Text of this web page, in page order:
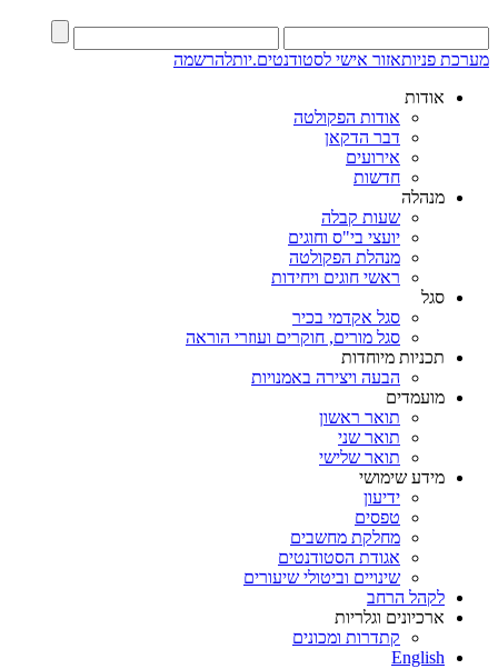
מערכת פניותאזור אישי לסטודנטים.יותלהרשמה
אודות
אודות הפקולטה
דבר הדקאן
אירועים
חדשות
מנהלה
שעות קבלה
יועצי בי"ס וחוגים
מנהלת הפקולטה
ראשי חוגים ויחידות
סגל
סגל אקדמי בכיר
סגל מורים, חוקרים ועוזרי הוראה
תכניות מיוחדות
הבעה ויצירה באמנויות
מועמדים
תואר ראשון
תואר שני
תואר שלישי
מידע שימושי
ידיעון
טפסים
מחלקת מחשבים
אגודת הסטודנטים
שינויים וביטולי שיעורים
לקהל הרחב
ארכיונים וגלריות
קתדרות ומכונים
English